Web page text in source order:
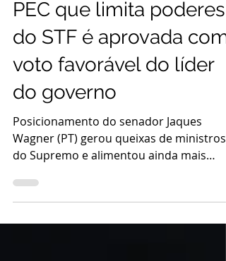
Notícia
PEC que limita poderes
do STF é aprovada com
voto favorável do líder
do governo
Posicionamento do senador Jaques
do Supremo e alimentou ainda mais
tensão entre Poderes O...